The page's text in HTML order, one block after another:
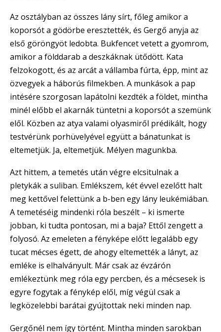
Az osztályban az összes lány sírt, főleg amikor a
koporsót a gödörbe eresztették, és Gergő anyja az
első göröngyöt ledobta. Bukfencet vetett a gyomrom,
amikor a földdarab a deszkáknak ütődött. Kata
felzokogott, és az arcát a vállamba fúrta, épp, mint az
özvegyek a háborús filmekben. A munkások a pap
intésére szorgosan lapátolni kezdték a földet, mintha
minél előbb el akarnák tüntetni a koporsót a szemünk
elől. Közben az atya valami olyasmiről prédikált, hogy
testvérünk porhüvelyével együtt a bánatunkat is
eltemetjük. Ja, eltemetjük. Mélyen magunkba.
Azt hittem, a temetés után végre elcsitulnak a
pletykák a suliban. Emlékszem, két évvel ezelőtt halt
meg kettővel felettünk a b-ben egy lány leukémiában.
A temetéséig mindenki róla beszélt – ki ismerte
jobban, ki tudta pontosan, mi a baja? Ettől zengett a
folyosó. Az emeleten a fényképe előtt legalább egy
tucat mécses égett, de ahogy eltemették a lányt, az
emléke is elhalványult. Már csak az évzárón
emlékeztünk meg róla egy percben, és a mécsesek is
egyre fogytak a fénykép elől, míg végül csak a
legközelebbi barátai gyújtottak neki minden nap.
Gergőnél nem így történt. Mintha minden sarokban